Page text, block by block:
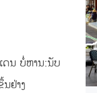
ດນ ບໍ່ຫານ:ນັບ
ຢ່າງ